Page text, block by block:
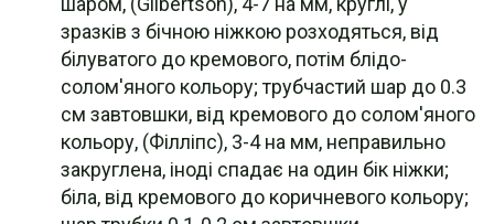
зразків з бічною ніжкою розходяться, від
білуватого до кремового, потім блідо-
солом'яного кольору; трубчастий шар до 0.3
см завтовшки, від кремового до солом'яного
кольору, (Філліпс), 3-4 на мм, неправильно
закруглена, іноді спадає на один бік ніжки;
біла, від кремового до коричневого кольору;